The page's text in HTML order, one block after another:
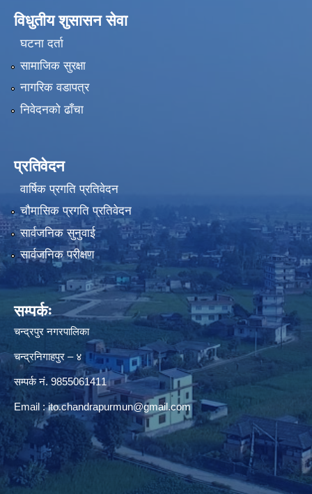
विधुतीय शुसासन सेवा
घटना दर्ता
सामाजिक सुरक्षा
नागरिक वडापत्र
निवेदनको ढाँचा
प्रतिवेदन
वार्षिक प्रगति प्रतिवेदन
चौमासिक प्रगति प्रतिवेदन
सार्वजनिक सुनुवाई
सार्वजनिक परीक्षण
सम्पर्कः
चन्द्रपुर नगरपालिका
चन्द्रनिगाहपुर – ४
सम्पर्क नं. 9855061411
Email :ito.chandrapurmun@gmail.com